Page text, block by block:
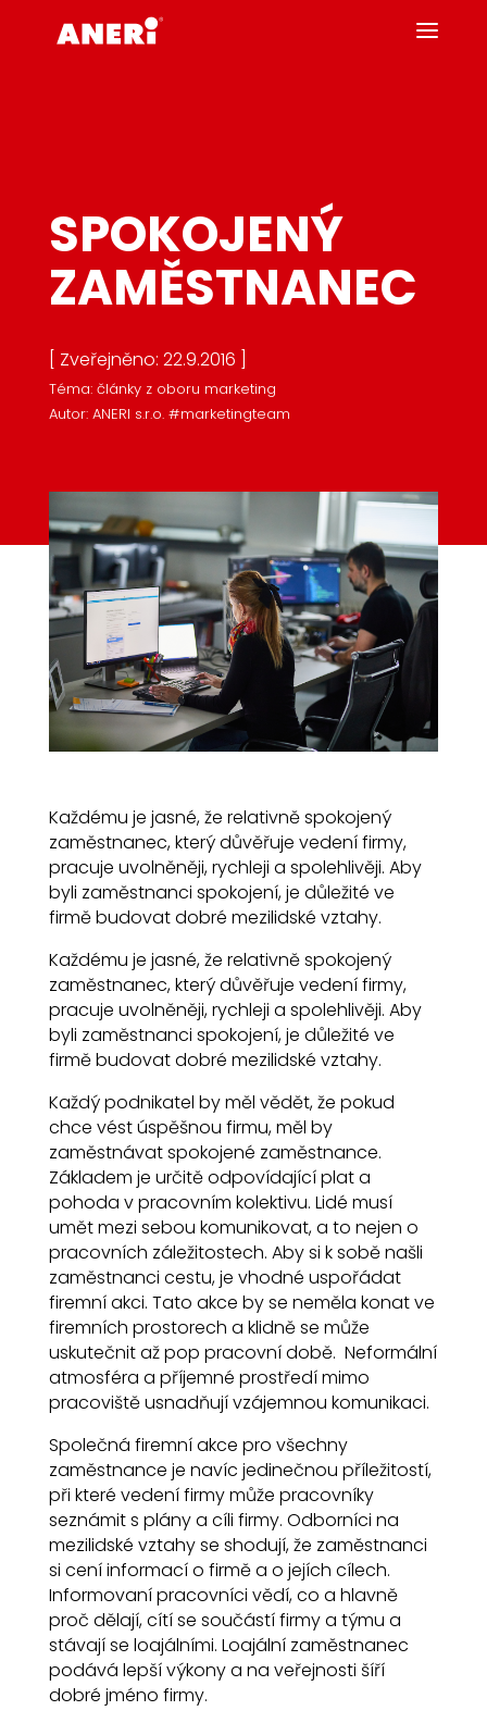
SPOKOJENÝ
ZAMĚSTNANEC
[ Zveřejněno: 22.9.2016 ]
Téma: články z oboru marketing
Autor: ANERI s.r.o. #marketingteam
Každému je jasné, že relativně spokojený
zaměstnanec, který důvěřuje vedení firmy,
pracuje uvolněněji, rychleji a spolehlivěji. Aby
byli zaměstnanci spokojení, je důležité ve
firmě budovat dobré mezilidské vztahy.
Každému je jasné, že relativně spokojený
zaměstnanec, který důvěřuje vedení firmy,
pracuje uvolněněji, rychleji a spolehlivěji. Aby
byli zaměstnanci spokojení, je důležité ve
firmě budovat dobré mezilidské vztahy.
Každý podnikatel by měl vědět, že pokud
chce vést úspěšnou firmu, měl by
zaměstnávat spokojené zaměstnance.
Základem je určitě odpovídající plat a
pohoda v pracovním kolektivu. Lidé musí
umět mezi sebou komunikovat, a to nejen o
pracovních záležitostech. Aby si k sobě našli
zaměstnanci cestu, je vhodné uspořádat
firemní akci. Tato akce by se neměla konat ve
firemních prostorech a klidně se může
uskutečnit až pop pracovní době. Neformální
atmosféra a příjemné prostředí mimo
pracoviště usnadňují vzájemnou komunikaci.
Společná firemní akce pro všechny
zaměstnance je navíc jedinečnou příležitostí,
při které vedení firmy může pracovníky
seznámit s plány a cíli firmy. Odborníci na
mezilidské vztahy se shodují, že zaměstnanci
si cení informací o firmě a o jejích cílech.
Informovaní pracovníci vědí, co a hlavně
proč dělají, cítí se součástí firmy a týmu a
stávají se loajálními. Loajální zaměstnanec
podává lepší výkony a na veřejnosti šíří
dobré jméno firmy.